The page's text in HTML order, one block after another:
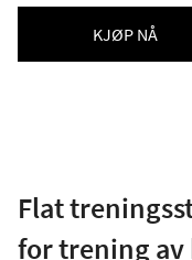
KJØP NÅ
Flat
for trening av